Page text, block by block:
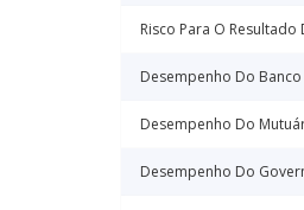
Risco Para O
Desempenho Do
Desempenho Do
Desempenho Do